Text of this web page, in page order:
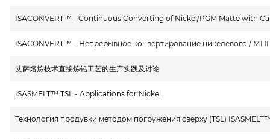
ISACONVERT™ - Continuous Converting of Nickel/PGM Matte with
ISACONVERT™ – Непрерывное конвертирование никелевого /
艾萨熔炼技术直接炼铅工艺的生产实践及讨论
ISASMELT™ TSL - Applications for Nickel
Технология продувки методом погружения сверху (TSL)